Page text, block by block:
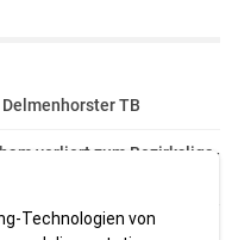
TB
verliert zum Bezirksliga-
vom Wochenende
Technologien von